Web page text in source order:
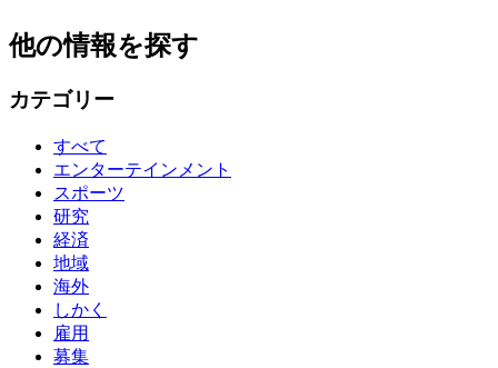
他の情報を探す
カテゴリー
すべて
エンターテインメント
スポーツ
研究
経済
地域
海外
しかく
雇用
募集